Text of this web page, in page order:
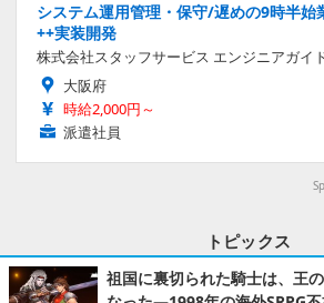
システム運用管理・保守/遅めの9時半始
++実装開発
株式会社スタッフサービス エンジニアガイ
大阪府
時給2,000円～
派遣社員
トピックス
祖国に裏切られた騎士は、王